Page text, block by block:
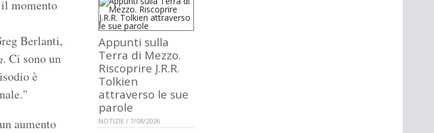
momento
Berlanti,
. Ci sono un
è
aumento
Appunti sulla
Terra di Mezzo.
Riscoprire J.R.R.
Tolkien
attraverso le sue
parole
NOTIZIE / 7/08/2026